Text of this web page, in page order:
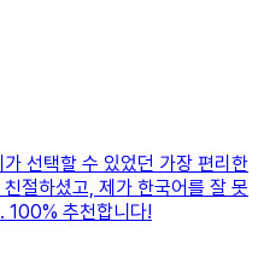
선택할 수 있었던 가장 편리한
절하셨고, 제가 한국어를 잘 못
100% 추천합니다!